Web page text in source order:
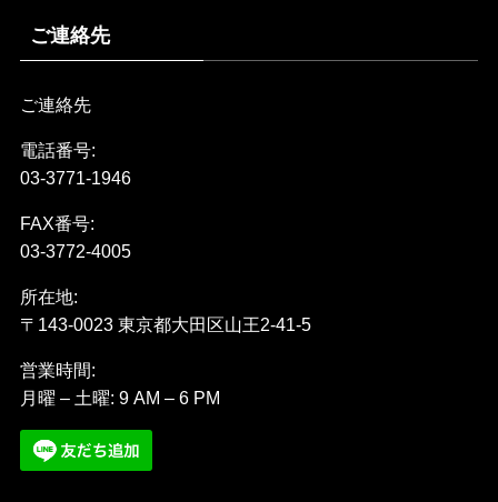
ご連絡先
ご連絡先
電話番号:
03-3771-1946
FAX番号:
03-3772-4005
所在地:
〒143-0023 東京都大田区山王2-41-5
営業時間:
月曜 – 土曜: 9 AM – 6 PM